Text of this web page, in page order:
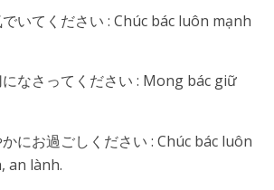
いてください : Chúc bác luôn mạnh
なさってください : Mong bác giữ
にお過ごしください : Chúc bác luôn
an lành.